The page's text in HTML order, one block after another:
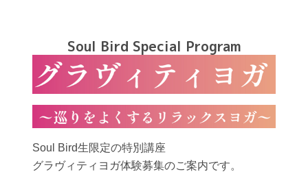
Soul Bird Special Program
Soul Bird生限定の特別講座
グラヴィティヨガ体験募集のご案内です。